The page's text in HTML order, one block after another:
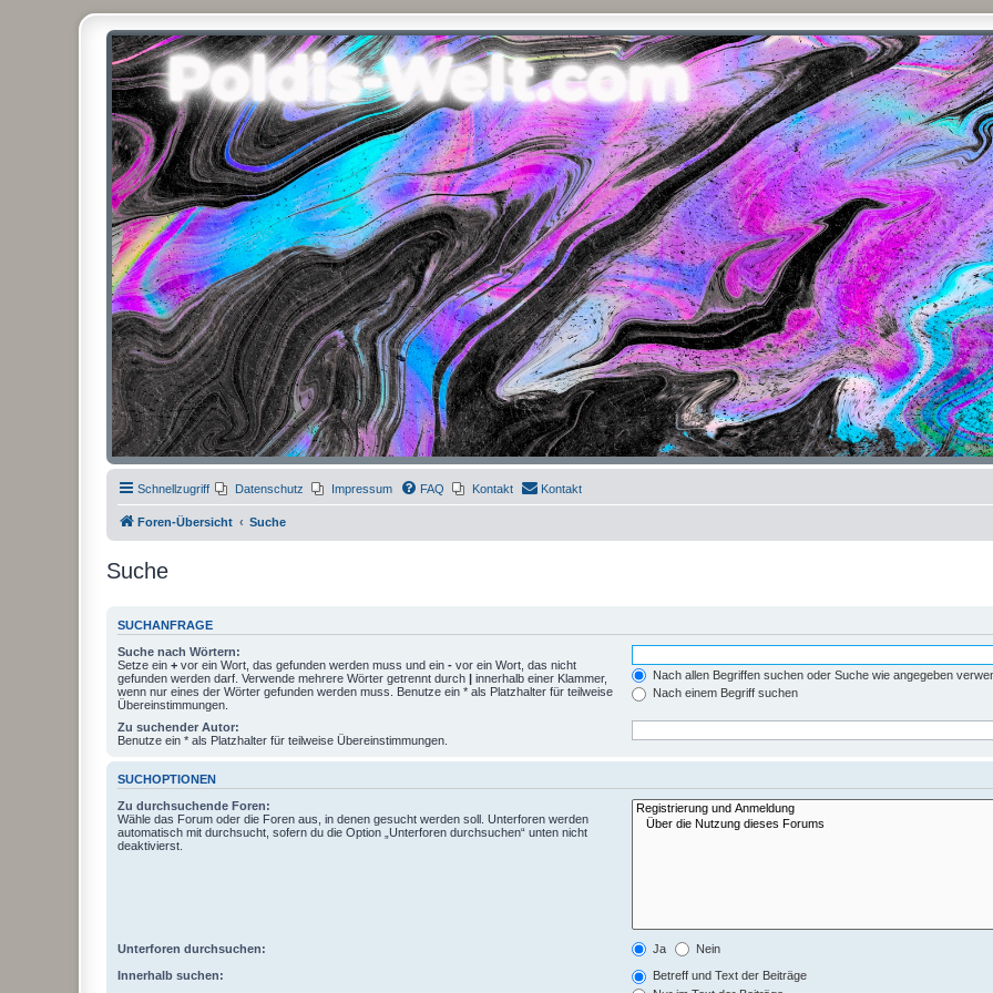
Poldis-Welt.com
Das Forum für Jeans, Sportswear, grosse Grössen und Accessoires
Schnellzugriff Datenschutz Impressum FAQ Kontakt Kontakt
Foren-Übersicht Suche
Suche
SUCHANFRAGE
Suche nach Wörtern:
Setze ein + vor ein Wort, das gefunden werden muss und ein - vor ein Wort, das nicht
gefunden werden darf. Verwende mehrere Wörter getrennt durch | innerhalb einer Klammer,
wenn nur eines der Wörter gefunden werden muss. Benutze ein * als Platzhalter für teilweise
Übereinstimmungen.
Nach allen Begriffen suchen oder Suche wie angegeben
Nach einem Begriff suchen
Zu suchender Autor:
Benutze ein * als Platzhalter für teilweise Übereinstimmungen.
SUCHOPTIONEN
Zu durchsuchende Foren:
Wähle das Forum oder die Foren aus, in denen gesucht werden soll. Unterforen werden
automatisch mit durchsucht, sofern du die Option „Unterforen durchsuchen“ unten nicht
deaktivierst.
Unterforen durchsuchen: Ja Nein
Innerhalb suchen:
Betreff und Text der Beiträge